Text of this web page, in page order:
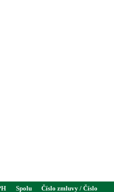
Spolu
Číslo zmluvy / Číslo